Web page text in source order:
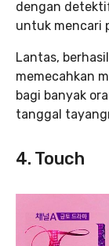
dengan
untuk mencari
Lantas,
memecahkan
bagi banyak
tanggal
4. Touch